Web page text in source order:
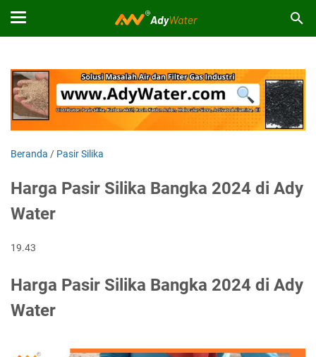
Beranda / Pasir Silika
Harga Pasir Silika Bangka 2024 di Ady
Water
19.43
Harga Pasir Silika Bangka 2024 di Ady
Water